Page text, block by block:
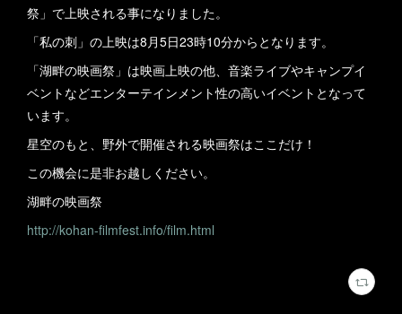
祭」で上映される事になりました。
「私の刺」の上映は8月5日23時10分からとなります。
「湖畔の映画祭」は映画上映の他、音楽ライブやキャンプイ
ベントなどエンターテインメント性の高いイベントとなって
います。
星空のもと、野外で開催される映画祭はここだけ！
この機会に是非お越しください。
湖畔の映画祭
http://kohan-filmfest.info/film.html